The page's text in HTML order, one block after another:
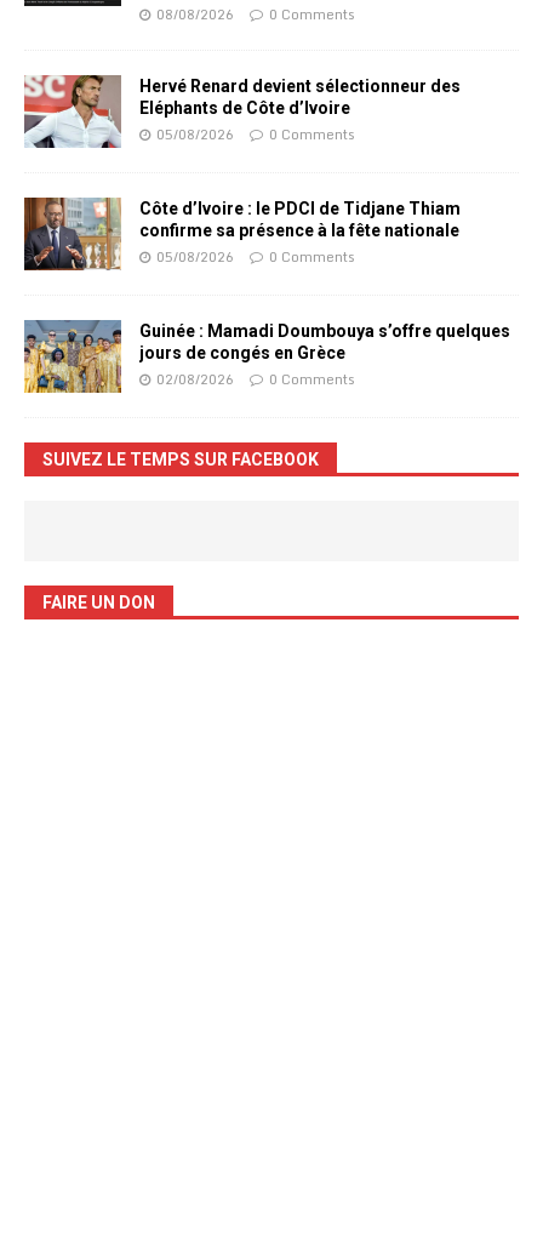
08/08/2026 0 Comments
Hervé Renard devient sélectionneur des
Eléphants de Côte d’Ivoire
05/08/2026 0 Comments
Côte d’Ivoire : le PDCI de Tidjane Thiam
confirme sa présence à la fête nationale
05/08/2026 0 Comments
Guinée : Mamadi Doumbouya s’offre quelques
jours de congés en Grèce
02/08/2026 0 Comments
SUIVEZ LE TEMPS SUR FACEBOOK
FAIRE UN DON